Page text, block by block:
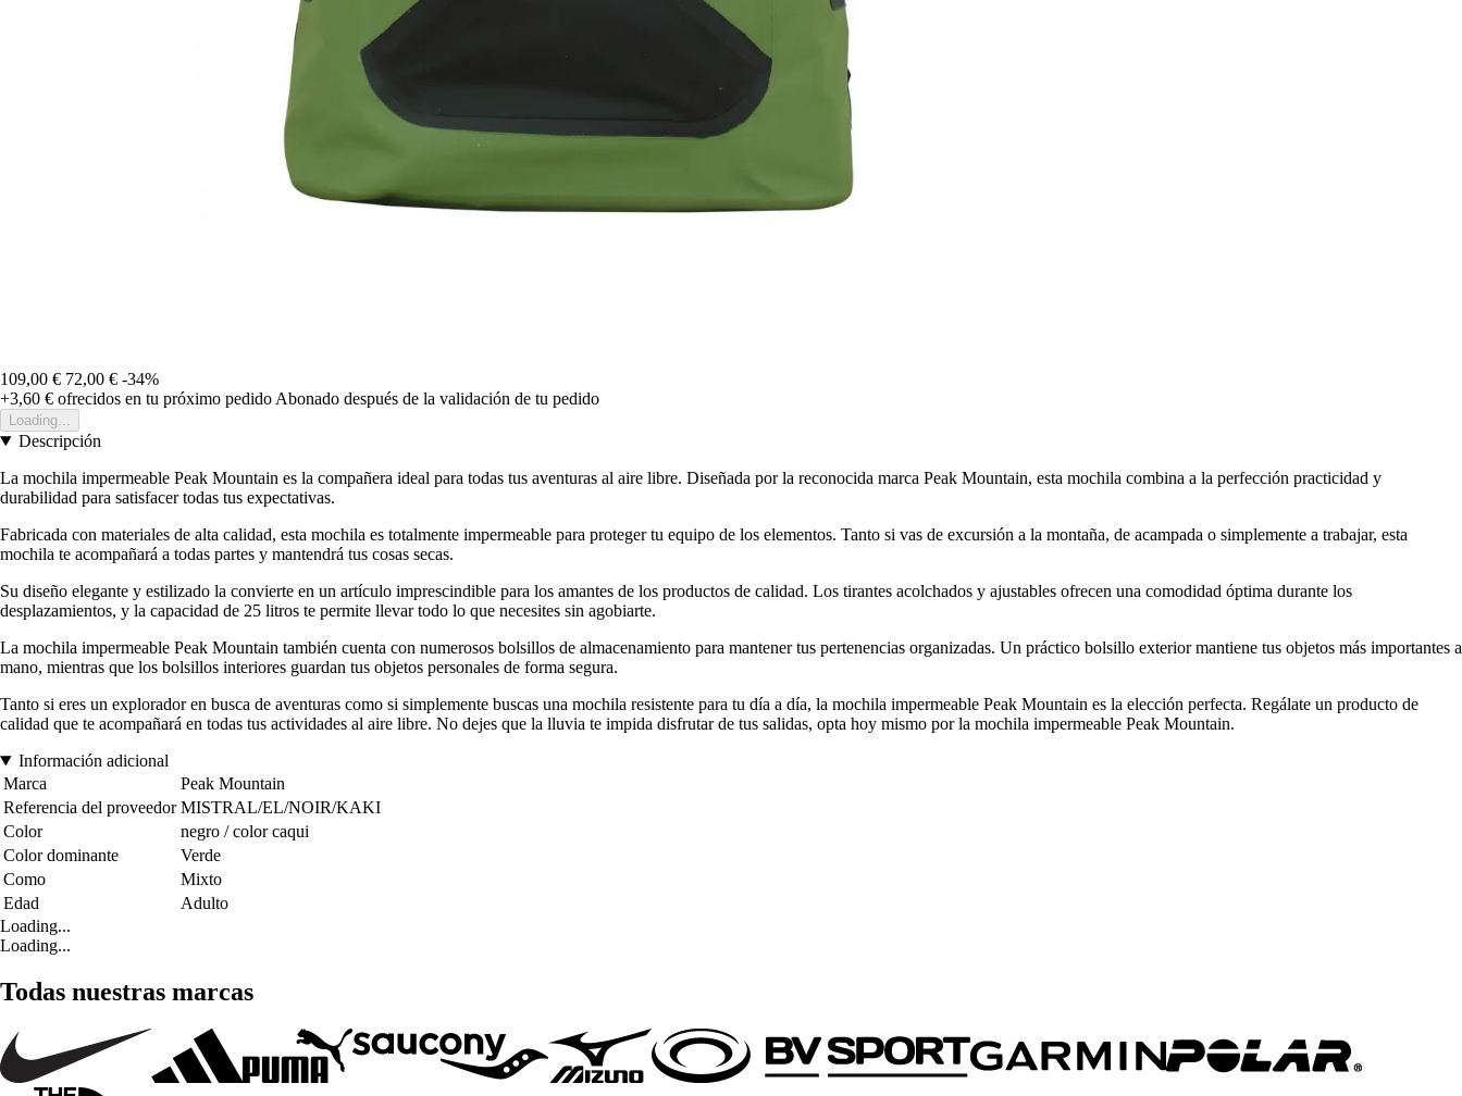
109,00 € 72,00 € -34%
+3,60 € ofrecidos en tu próximo pedido Abonado después de la validación de tu pedido
Loading...
Descripción
La mochila impermeable Peak Mountain es la compañera ideal para todas tus aventuras al aire libre. Diseñada por la reconocida marca Peak Mountain, esta mochila combina a la perfección practicidad y
durabilidad para satisfacer todas tus expectativas.
Fabricada con materiales de alta calidad, esta mochila es totalmente impermeable para proteger tu equipo de los elementos. Tanto si vas de excursión a la montaña, de acampada o simplemente a trabajar, esta
mochila te acompañará a todas partes y mantendrá tus cosas secas.
Su diseño elegante y estilizado la convierte en un artículo imprescindible para los amantes de los productos de calidad. Los tirantes acolchados y ajustables ofrecen una comodidad óptima durante los
desplazamientos, y la capacidad de 25 litros te permite llevar todo lo que necesites sin agobiarte.
La mochila impermeable Peak Mountain también cuenta con numerosos bolsillos de almacenamiento para mantener tus pertenencias organizadas. Un práctico bolsillo exterior mantiene tus objetos más importantes a
mano, mientras que los bolsillos interiores guardan tus objetos personales de forma segura.
Tanto si eres un explorador en busca de aventuras como si simplemente buscas una mochila resistente para tu día a día, la mochila impermeable Peak Mountain es la elección perfecta. Regálate un producto de
calidad que te acompañará en todas tus actividades al aire libre. No dejes que la lluvia te impida disfrutar de tus salidas, opta hoy mismo por la mochila impermeable Peak Mountain.
Información adicional
Marca
Peak Mountain
Referencia del proveedor MISTRAL/EL/NOIR/KAKI
Color
negro / color caqui
Color dominante
Verde
Como
Mixto
Edad
Adulto
Loading...
Loading...
Todas nuestras marcas